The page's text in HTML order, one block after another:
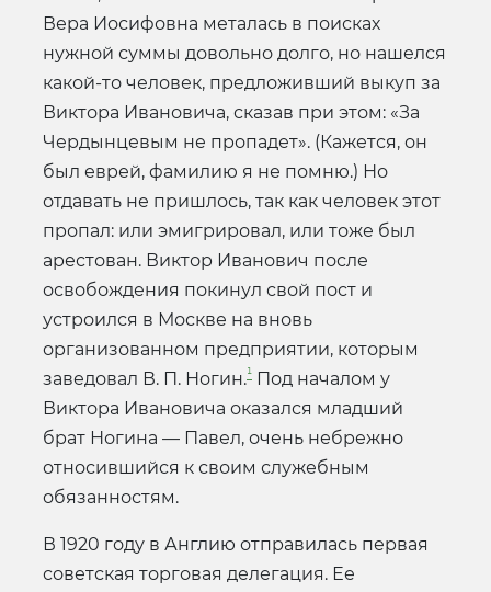
Вера Иосифовна металась в поисках
нужной суммы довольно долго, но нашелся
какой-то человек, предложивший выкуп за
Виктора Ивановича, сказав при этом: «За
Чердынцевым не пропадет». (Кажется, он
был еврей, фамилию я не помню.) Но
отдавать не пришлось, так как человек этот
пропал: или эмигрировал, или тоже был
арестован. Виктор Иванович после
освобождения покинул свой пост и
устроился в Москве на вновь
организованном предприятии, которым
заведовал В. П. Ногин.¹ Под началом у
Виктора Ивановича оказался младший
брат Ногина — Павел, очень небрежно
относившийся к своим служебным
обязанностям.
В 1920 году в Англию отправилась первая
советская торговая делегация. Ее